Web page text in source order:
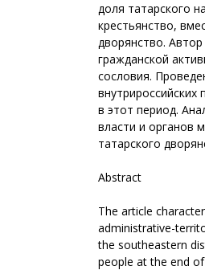
доля татарского
крестьянство,
дворянство.
гражданской
сословия.
в этот период.
власти и органов
татарского
Abstract
The article
administrative-
the southeastern
people at the end